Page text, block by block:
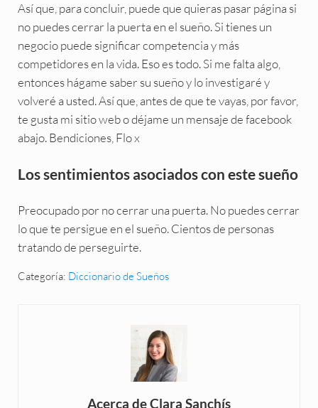
Así que, para concluir, puede que quieras pasar página si
no puedes cerrar la puerta en el sueño. Si tienes un
negocio puede significar competencia y más
competidores en la vida. Eso es todo. Si me falta algo,
entonces hágame saber su sueño y lo investigaré y
volveré a usted. Así que, antes de que te vayas, por favor,
te gusta mi sitio web o déjame un mensaje de facebook
abajo. Bendiciones, Flo x
Los sentimientos asociados con este sueño
Preocupado por no cerrar una puerta. No puedes cerrar
lo que te persigue en el sueño. Cientos de personas
tratando de perseguirte.
Categoría: Diccionario de Sueños
Acerca deClara Sanchís